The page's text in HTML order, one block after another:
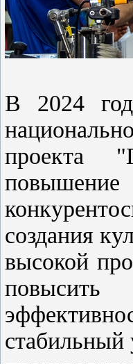
В 2024
проекта
повышение
создания
высокой
повысить
стабильный